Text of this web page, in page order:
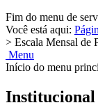
Fim do menu de
Você está aqui:
> Escala Mensal de
Menu
Início do menu
Institucional